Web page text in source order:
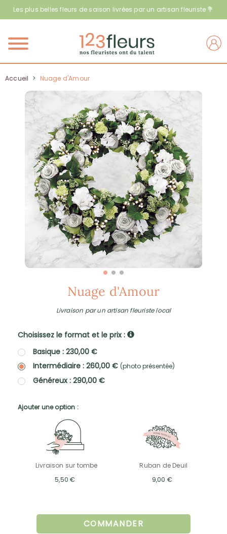
Les plus belles fleurs de saison livrées par un artisan fleuriste 💐
Menu
Accueil > Nuage d'Amour
Nuage d'Amour
Livraison par un artisan fleuriste local
Choisissez le format et le prix :
Basique : 230,00 €
Intermédiaire : 260,00 € (photo présentée)
Généreux : 290,00 €
Ajouter une option :
Livraison sur tombe
5,50 €
Ruban de Deuil
9,00 €
COMMANDER